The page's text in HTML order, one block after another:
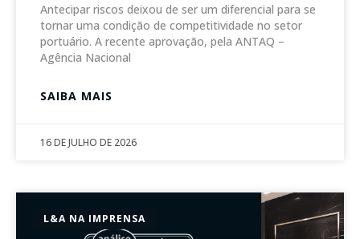
Antecipar riscos deixou de ser um diferencial para se
tornar uma condição de competitividade no setor
portuário. A recente aprovação, pela ANTAQ –
Agência Nacional
SAIBA MAIS
16 DE JULHO DE 2026
L&A NA IMPRENSA